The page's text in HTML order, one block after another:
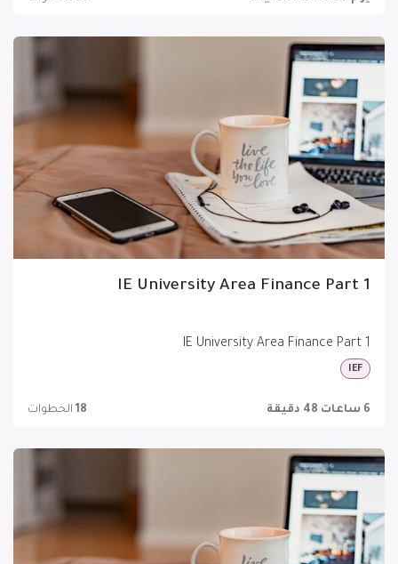
IE University Area Finance Part 1
IE University Area Finance Part 1
IEF
6 ساعات 48 دقيقة 18 الخطوات